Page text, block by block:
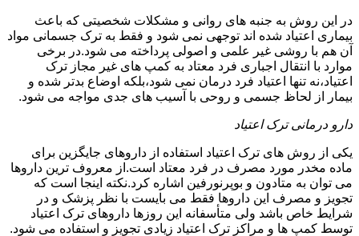
در این روش به جنبه های روانی و مشکلات شخصیتی که باعث
بیماری اعتیاد شده اند توجهی نمی شود و فقط به ترک جسمانی مواد
آن هم با روشی غیر علمی و اصولی پرداخته می شود.در برخی
موارد با انتقال اجباری فرد معتاد به کمپ های غیر مجاز ترک
اعتیاد،نه تنها اعتیاد فرد درمان نمی شود،بلکه اوضاع بدتر شده و
بیمار از لحاظ جسمی و روحی با آسیب های جدی مواجه می شود.
دارو درمانی ترک اعتیاد
یکی از روش های ترک اعتیاد استفاده از داروهای جایگزین برای
ماده مخدر مورد مصرف در فرد معتاد است.از معروف ترین داروها
می توان به متادون و بوپرنورفین اشاره کرد.نکته اینجا است که
تجویز و مصرف این داروها فقط می بایست با نظر پزشک و در
شرایط خاص باشد ولی متأسفانه این روزها داروهای ترک اعتیاد
توسط کمپ ها و مراکز ترک اعتیاد زیادی تجویز و استفاده می شود.